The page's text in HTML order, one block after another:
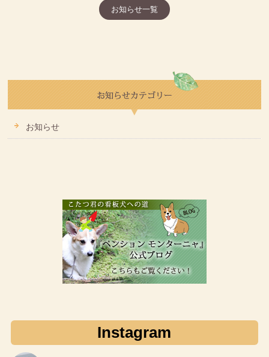
お知らせ一覧
お知らせ
Instagram